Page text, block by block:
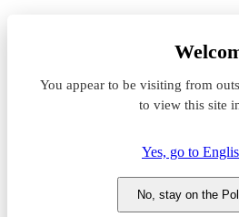
You appear to be visiting from
to view this site
Yes, go to
No, stay on the
Głogów Małopolski
Magazyn do
Logistyczny